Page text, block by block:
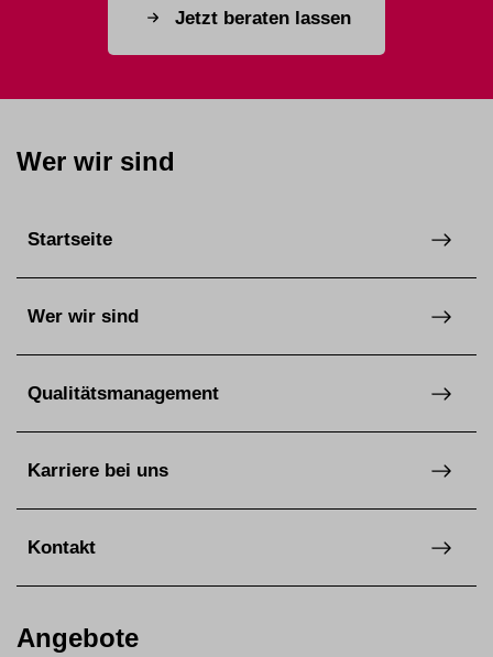
Jetzt beraten lassen
Wer wir sind
Startseite
Wer wir sind
Qualitätsmanagement
Karriere bei uns
Kontakt
Angebote